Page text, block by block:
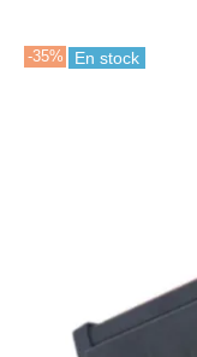
-35% En stock